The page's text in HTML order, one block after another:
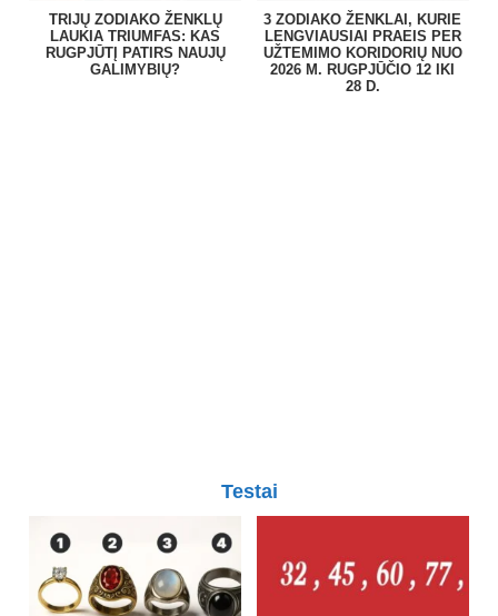
TRIJŲ ZODIAKO ŽENKLŲ
LAUKIA TRIUMFAS: KAS
RUGPJŪTĮ PATIRS NAUJŲ
GALIMYBIŲ?
3 ZODIAKO ŽENKLAI, KURIE
LENGVIAUSIAI PRAEIS PER
UŽTEMIMO KORIDORIŲ NUO
2026 M. RUGPJŪČIO 12 IKI
28 D.
Testai